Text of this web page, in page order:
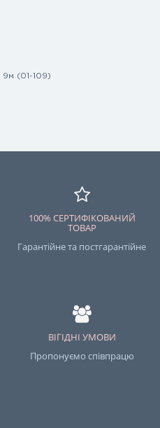
9м (01-109)
100% СЕРТИФІКОВАНИЙ
ТОВАР
Гарантійне та постгарантійне
ВІГІДНІ УМОВИ
Пропонуємо співпрацю